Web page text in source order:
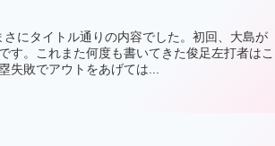
にタイトル通りの内容でした。初回、大島が
す。これまた何度も書いてきた俊足左打者はこ
失敗でアウトをあげては...